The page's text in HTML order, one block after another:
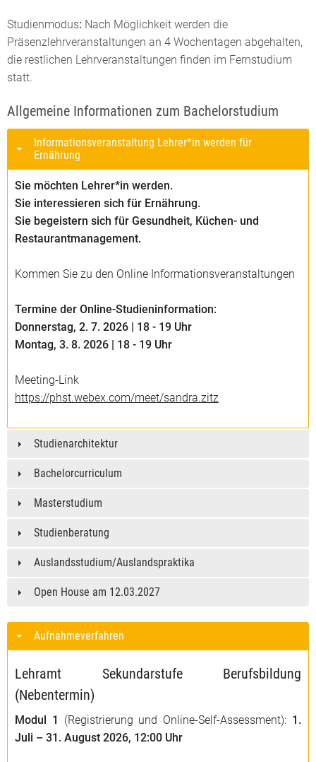
Studienmodus: Nach Möglichkeit werden die
Präsenzlehrveranstaltungen an 4 Wochentagen abgehalten,
die restlichen Lehrveranstaltungen finden im Fernstudium
statt.
Allgemeine Informationen zum Bachelorstudium
Informationsveranstaltung Lehrer*in werden für
Ernährung
Sie möchten Lehrer*in werden.
Sie interessieren sich für Ernährung.
Sie begeistern sich für Gesundheit, Küchen- und
Restaurantmanagement.
Kommen Sie zu den Online Informationsveranstaltungen
Termine der Online-Studieninformation:
Donnerstag, 2. 7. 2026 | 18 - 19 Uhr
Montag, 3. 8. 2026 | 18 - 19 Uhr
Meeting-Link
https://phst.webex.com/meet/sandra.zitz
Studienarchitektur
Bachelorcurriculum
Masterstudium
Studienberatung
Auslandsstudium/Auslandspraktika
Open House am 12.03.2027
Aufnahmeverfahren
Lehramt Sekundarstufe Berufsbildung
(Nebentermin)
Modul 1 (Registrierung und Online-Self-Assessment): 1.
Juli – 31. August 2026, 12:00 Uhr